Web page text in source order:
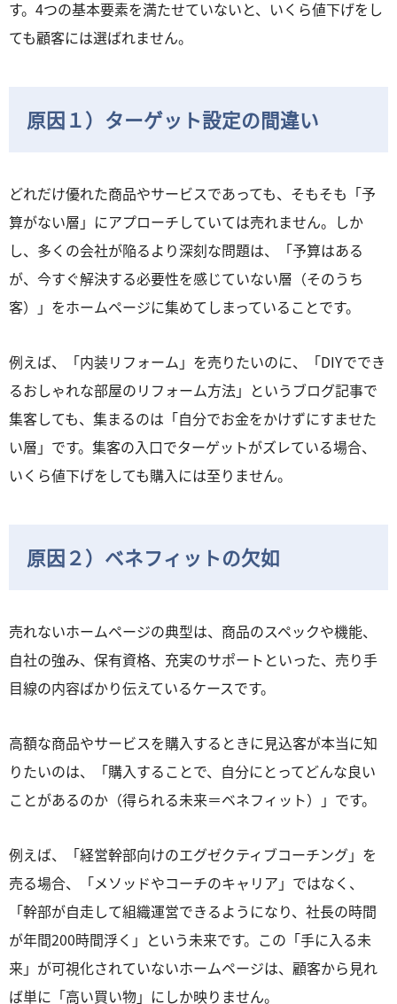
す。4つの基本要素を満たせていないと、いくら値下げをし
ても顧客には選ばれません。
原因１）ターゲット設定の間違い
どれだけ優れた商品やサービスであっても、そもそも「予
算がない層」にアプローチしていては売れません。しか
し、多くの会社が陥るより深刻な問題は、「予算はある
が、今すぐ解決する必要性を感じていない層（そのうち
客）」をホームページに集めてしまっていることです。
例えば、「内装リフォーム」を売りたいのに、「DIYででき
るおしゃれな部屋のリフォーム方法」というブログ記事で
集客しても、集まるのは「自分でお金をかけずにすませた
い層」です。集客の入口でターゲットがズレている場合、
いくら値下げをしても購入には至りません。
原因２）ベネフィットの欠如
売れないホームページの典型は、商品のスペックや機能、
自社の強み、保有資格、充実のサポートといった、売り手
目線の内容ばかり伝えているケースです。
高額な商品やサービスを購入するときに見込客が本当に知
りたいのは、「購入することで、自分にとってどんな良い
ことがあるのか（得られる未来＝ベネフィット）」です。
例えば、「経営幹部向けのエグゼクティブコーチング」を
売る場合、「メソッドやコーチのキャリア」ではなく、
「幹部が自走して組織運営できるようになり、社長の時間
が年間200時間浮く」という未来です。この「手に入る未
来」が可視化されていないホームページは、顧客から見れ
ば単に「高い買い物」にしか映りません。